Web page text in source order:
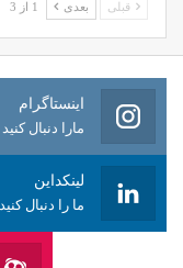
قبلی بعدی 1 از 3
اینستاگرام
مارا دنبال کنید
لینکداین
ما را دنبال کنید